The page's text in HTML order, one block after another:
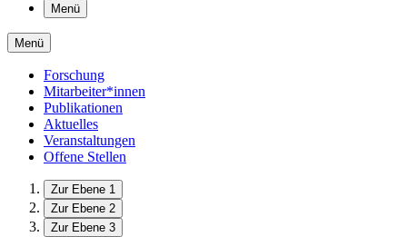
Menü
Menü
Forschung
Mitarbeiter*innen
Publikationen
Aktuelles
Veranstaltungen
Offene Stellen
Zur Ebene 1
Zur Ebene 2
Zur Ebene 3